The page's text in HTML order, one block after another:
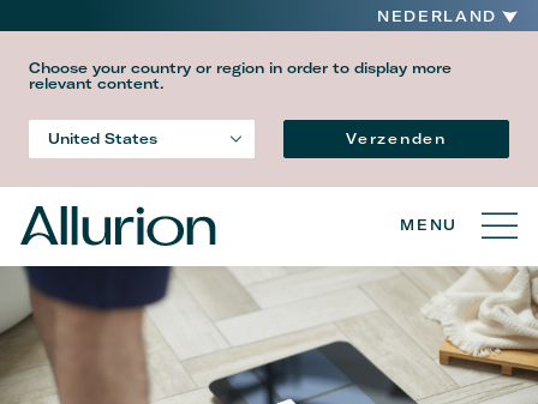
NEDERLAND
Choose your country or region in order to display more
relevant content.
United States Verzenden
MENU